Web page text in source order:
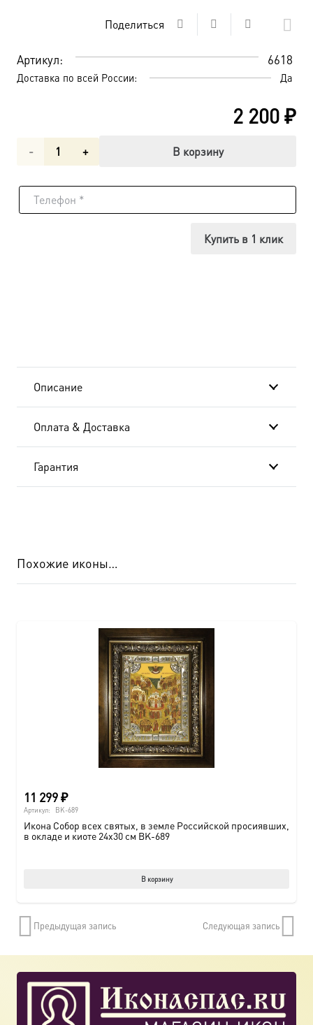
Поделиться
Артикул: 6618
Доставка по всей России: Да
2 200₽
Количество
Рождество
В корзину
Купить в 1 клик
Описание
Оплата & Доставка
Гарантия
Похожие иконы…
11 299₽
Артикул: BK-689
Икона Собор всех святых, в земле Российской просиявших,
в окладе и киоте 24х30 см BK-689
В корзину
Предыдущая запись Следующая запись